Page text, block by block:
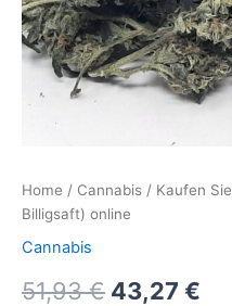
Home / Cannabis / Kaufen
Billigsaft) online
Cannabis
51,93€ 43,27 €